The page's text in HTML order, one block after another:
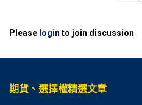
Please login to join discussion
期貨、選擇權精選文章